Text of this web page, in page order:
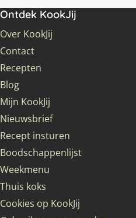
Ontdek KookJij
Over KookJij
Contact
Recepten
Blog
Mijn KookJij
Nieuwsbrief
Recept insturen
Boodschappenlijst
Weekmenu
Thuis koks
Cookies op KookJij